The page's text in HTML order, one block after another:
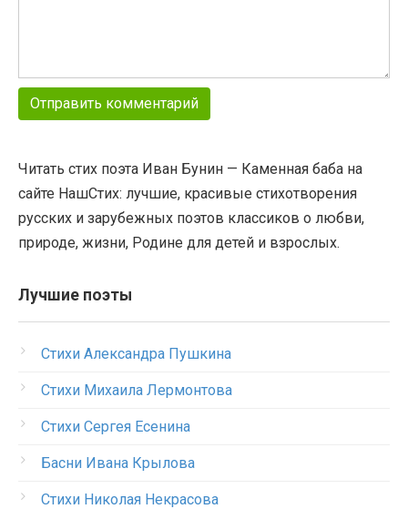
Читать стих поэта Иван Бунин — Каменная баба на
сайте НашСтих: лучшие, красивые стихотворения
русских и зарубежных поэтов классиков о любви,
природе, жизни, Родине для детей и взрослых.
Лучшие поэты
Стихи Александра Пушкина
Стихи Михаила Лермонтова
Стихи Сергея Есенина
Басни Ивана Крылова
Стихи Николая Некрасова